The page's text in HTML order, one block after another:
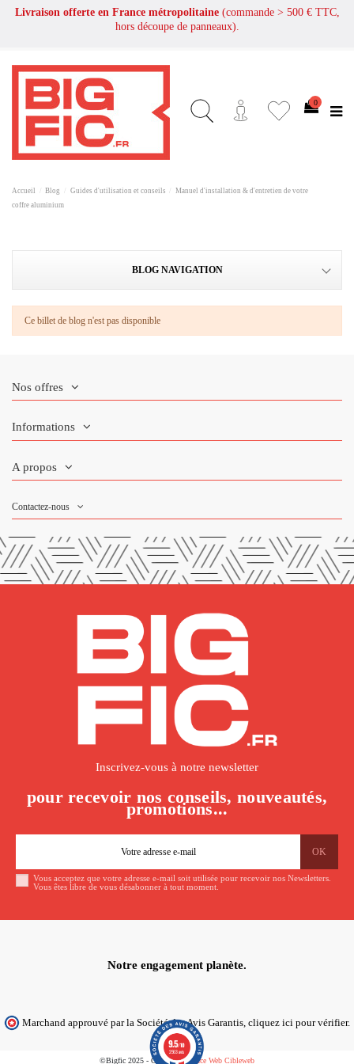
Livraison offerte en France métropolitaine (commande > 500 € TTC,
hors découpe de panneaux).
0
Accueil Blog Guides d'utilisation et conseils
Manuel d'installation & d'entretien de votre
coffre aluminium
BLOG NAVIGATION
Ce billet de blog n'est pas disponible
Nos offres
Informations
A propos
Contactez-nous
Inscrivez-vous à notre newsletter
pour recevoir nos conseils, nouveautés,
promotions...
Vous acceptez que votre adresse e-mail soit utilisée pour recevoir nos Newsletters.
Vous êtes libre de vous désabonner à tout moment.
Notre engagement planète.
Marchand approuvé par la Société des Avis Garantis, cliquez ici pour vérifier.
©Bigfic 2025 - Créé par l'Agence Web Cibleweb
9.5/10
2563 avis